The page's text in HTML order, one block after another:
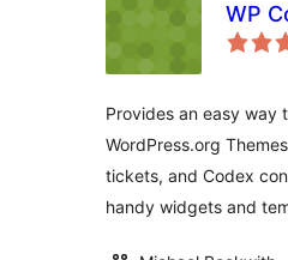
WP
Provides an easy way
WordPress.org
tickets, and Codex
handy widgets and